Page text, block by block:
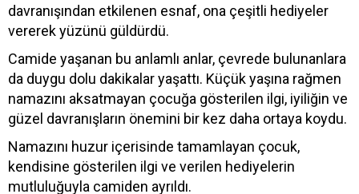
davranışından etkilenen esnaf, ona çeşitli hediyeler
vererek yüzünü güldürdü.
Camide yaşanan bu anlamlı anlar, çevrede bulunanlara
da duygu dolu dakikalar yaşattı. Küçük yaşına rağmen
namazını aksatmayan çocuğa gösterilen ilgi, iyiliğin ve
güzel davranışların önemini bir kez daha ortaya koydu.
Namazını huzur içerisinde tamamlayan çocuk,
kendisine gösterilen ilgi ve verilen hediyelerin
mutluluğuyla camiden ayrıldı.